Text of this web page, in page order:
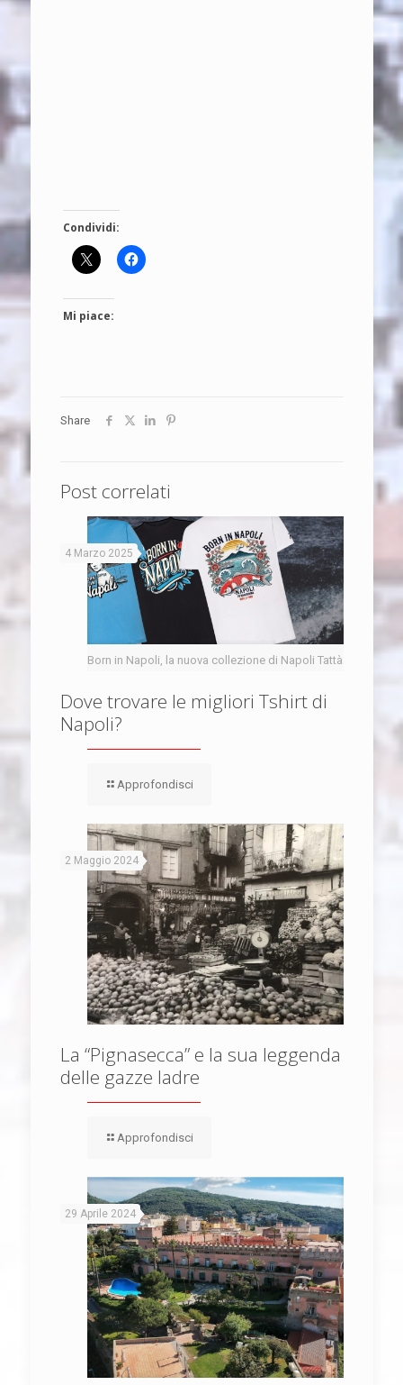
Condividi:
Mi piace:
Share
Post correlati
Born in Napoli, la nuova collezione di Napoli Tattà
4 Marzo 2025
Dove trovare le migliori Tshirt di
Napoli?
Approfondisci
2 Maggio 2024
La “Pignasecca” e la sua leggenda
delle gazze ladre
Approfondisci
29 Aprile 2024